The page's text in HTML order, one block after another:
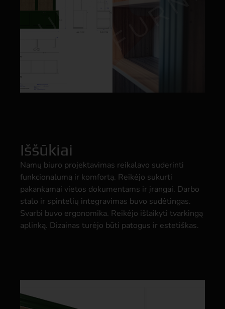
Iššūkiai
Namų biuro projektavimas reikalavo suderinti
funkcionalumą ir komfortą. Reikėjo sukurti
pakankamai vietos dokumentams ir įrangai. Darbo
stalo ir spintelių integravimas buvo sudėtingas.
Svarbi buvo ergonomika. Reikėjo išlaikyti tvarkingą
aplinką. Dizainas turėjo būti patogus ir estetiškas.